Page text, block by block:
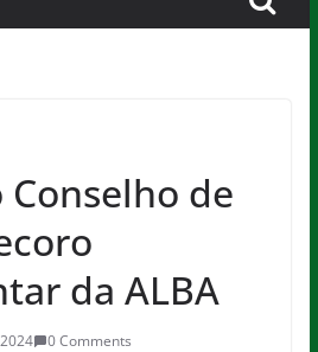
de
da ALBA
0 Comments